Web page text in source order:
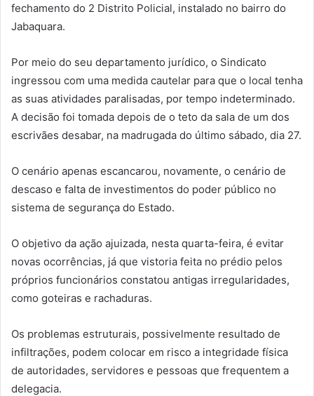
fechamento do 2 Distrito Policial, instalado no bairro do
Jabaquara.
Por meio do seu departamento jurídico, o Sindicato
ingressou com uma medida cautelar para que o local tenha
as suas atividades paralisadas, por tempo indeterminado.
A decisão foi tomada depois de o teto da sala de um dos
escrivães desabar, na madrugada do último sábado, dia 27.
O cenário apenas escancarou, novamente, o cenário de
descaso e falta de investimentos do poder público no
sistema de segurança do Estado.
O objetivo da ação ajuizada, nesta quarta-feira, é evitar
novas ocorrências, já que vistoria feita no prédio pelos
próprios funcionários constatou antigas irregularidades,
como goteiras e rachaduras.
Os problemas estruturais, possivelmente resultado de
infiltrações, podem colocar em risco a integridade física
de autoridades, servidores e pessoas que frequentem a
delegacia.